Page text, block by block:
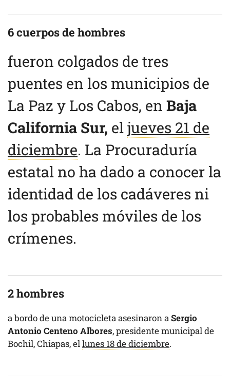
6 cuerpos de hombres
fueron colgados de tres
puentes en los municipios de
La Paz y Los Cabos, en Baja
California Sur, eljueves 21 de
diciembre. La Procuraduría
estatal no ha dado a conocer la
identidad de los cadáveres ni
los probables móviles de los
crímenes.
2 hombres
a bordo de una motocicleta asesinaron aSergio
Antonio Centeno Albores, presidente municipal de
Bochil, Chiapas, ellunes 18 de diciembre.